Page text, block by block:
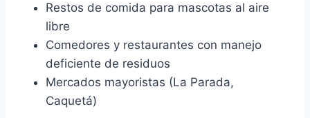
Restos de comida para mascotas al aire
libre
Comedores y restaurantes con manejo
deficiente de residuos
Mercados mayoristas (La Parada,
Caquetá)